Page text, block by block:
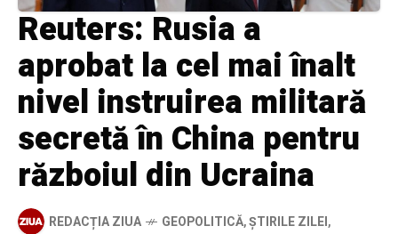
Reuters: Rusia a
aprobat la cel mai înalt
nivel instruirea militară
secretă în China pentru
războiul din Ucraina
REDACȚIA ZIUA GEOPOLITICĂ,ȘTIRILE ZILEI,